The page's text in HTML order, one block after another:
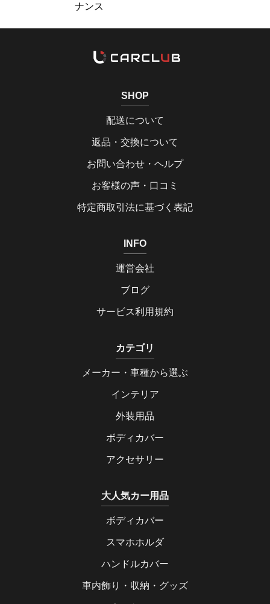
ナンス
SHOP
配送について
返品・交換について
お問い合わせ・ヘルプ
お客様の声・口コミ
特定商取引法に基づく表記
INFO
運営会社
ブログ
サービス利用規約
カテゴリ
メーカー・車種から選ぶ
インテリア
外装用品
ボディカバー
アクセサリー
大人気カー用品
ボディカバー
スマホホルダ
ハンドルカバー
車内飾り・収納・グッズ